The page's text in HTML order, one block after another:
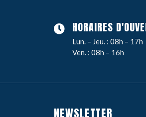
HORAIRES
Lun. – Jeu. : 08h – 17h
Ven. : 08h – 16h
NEWSLETTER